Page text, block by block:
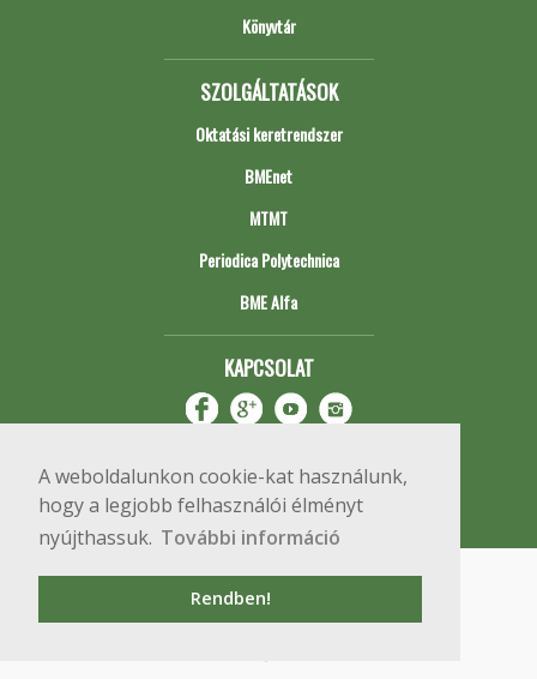
A weboldalunkon cookie-kat használunk,
hogy a legjobb felhasználói élményt
nyújthassuk. További információ
Rendben!
Könyvtár
SZOLGÁLTATÁSOK
Oktatási keretrendszer
BMEnet
MTMT
Periodica Polytechnica
BME Alfa
KAPCSOLAT
Copyright © 2020 BME Építőmérnöki Kar
1111 Budapest, Műegyetem rkp. 3.